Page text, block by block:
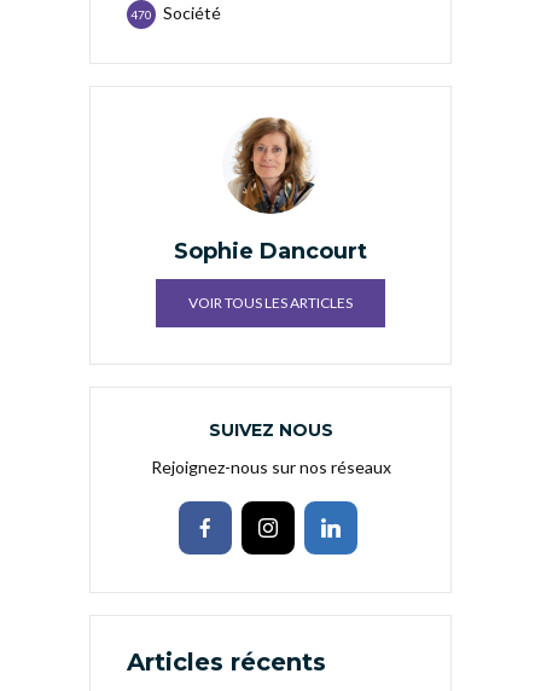
Société
470
Sophie Dancourt
VOIR TOUS LES ARTICLES
SUIVEZ NOUS
Rejoignez-nous sur nos réseaux
Articles récents